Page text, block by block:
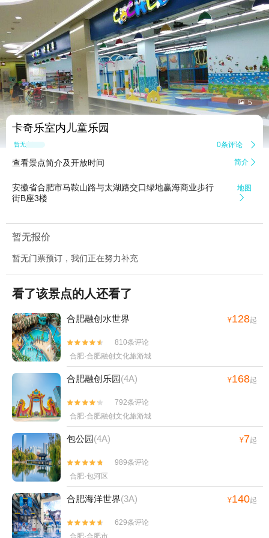
 5
卡奇乐室内儿童乐园
暂无点评 0条评论 
查看景点简介及开放时间 简介 
安徽省合肥市马鞍山路与太湖路交口绿地赢海商业步行
街B座3楼
地图

暂无报价
暂无门票预订，我们正在努力补充
看了该景点的人还看了
合肥融创水世界 ¥128起


810条评论
合肥·合肥融创文化旅游城
合肥融创乐园(4A) ¥168起


792条评论
合肥·合肥融创文化旅游城
包公园(4A) ¥7起


989条评论
合肥·包河区
合肥海洋世界(3A) ¥140起


629条评论
